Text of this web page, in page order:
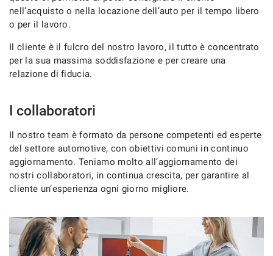
nell’acquisto o nella locazione dell’auto per il tempo libero
o per il lavoro.
Il cliente è il fulcro del nostro lavoro, il tutto è concentrato
per la sua massima soddisfazione e per creare una
relazione di fiducia.
I collaboratori
Il nostro team è formato da persone competenti ed esperte
del settore automotive, con obiettivi comuni in continuo
aggiornamento. Teniamo molto all’aggiornamento dei
nostri collaboratori, in continua crescita, per garantire al
cliente un’esperienza ogni giorno migliore.